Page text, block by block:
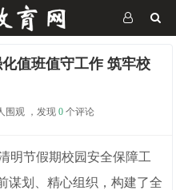
值班值守工作 筑牢校
围观 ，发现 0 个评论
明节假期校园安全保障工
谋划、精心组织，构建了全